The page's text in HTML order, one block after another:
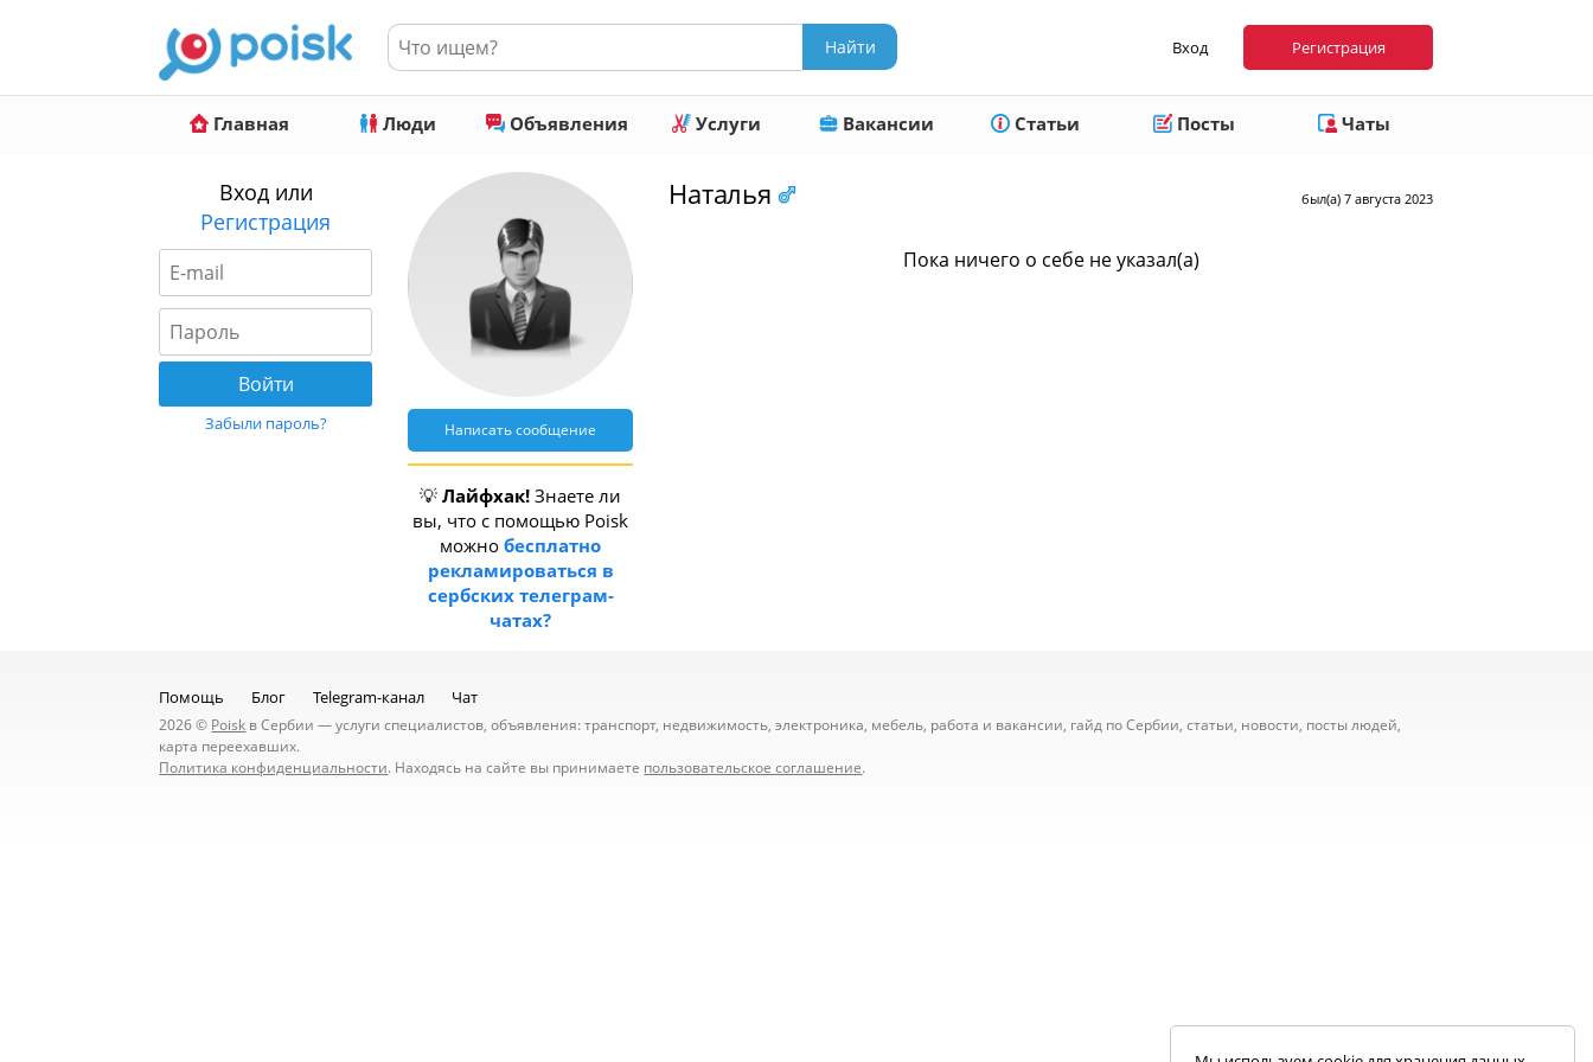
Вход Регистрация
Главная Люди Объявления Услуги Вакансии Статьи Посты Чаты
Вход или
Регистрация
Забыли пароль? Написать сообщение
💡Лайфхак! Знаете ли
вы, что с помощью Poisk
можнобесплатно
рекламироваться в
сербских телеграм-
чатах?
был(а) 7 августа 2023
Наталья
Пока ничего о себе не указал(а)
Помощь Блог Telegram-канал Чат
2026 © Poisk в Сербии — услуги специалистов, объявления: транспорт, недвижимость, электроника, мебель, работа и вакансии, гайд по Сербии, статьи, новости, посты людей,
карта переехавших.
Политика конфиденциальности. Находясь на сайте вы принимаете пользовательское соглашение.